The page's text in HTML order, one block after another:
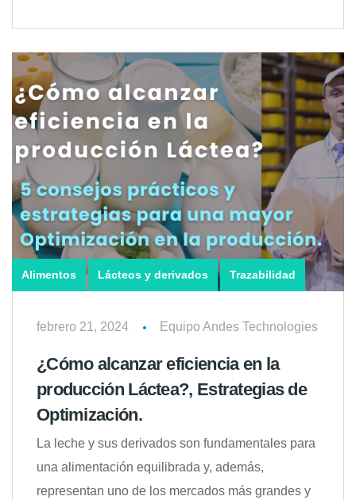
Alimentos Lácteos y derivados Trazabilidad
febrero 21, 2024 Equipo Andes Technologies
¿Cómo alcanzar eficiencia en la
producción Láctea?, Estrategias de
Optimización.
La leche y sus derivados son fundamentales para
una alimentación equilibrada y, además,
representan uno de los mercados más grandes y